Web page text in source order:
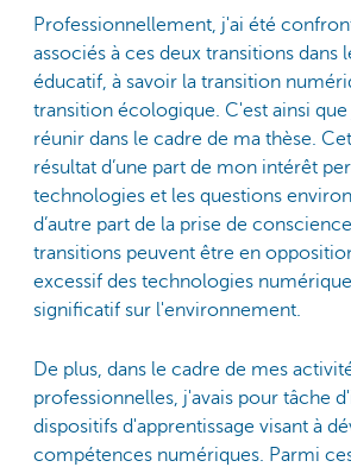
Professionnellement, j'ai été
associés à ces deux transitions dans
éducatif, à savoir la transition
transition écologique. C'est ainsi
réunir dans le cadre de ma thèse.
résultat d’une part de mon intérêt
technologies et les questions
d’autre part de la prise de
transitions peuvent être en
excessif des technologies
significatif sur l'environnement.
De plus, dans le cadre de mes
professionnelles, j'avais pour tâche
dispositifs d'apprentissage visant à
compétences numériques. Parmi